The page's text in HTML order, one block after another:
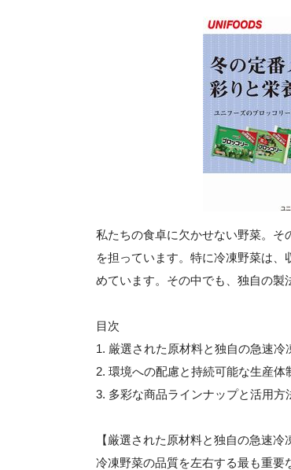
私たちの食卓に欠かせない野菜。そ
を担っています。特に冷凍野菜は
めています。その中でも、独自の製
目次
1. 厳選された原材料と独自の急速冷
2. 環境への配慮と持続可能な生産体
3. 多彩な商品ラインナップと活用方
【厳選された原材料と独自の急速冷
冷凍野菜の品質を左右する最も重要